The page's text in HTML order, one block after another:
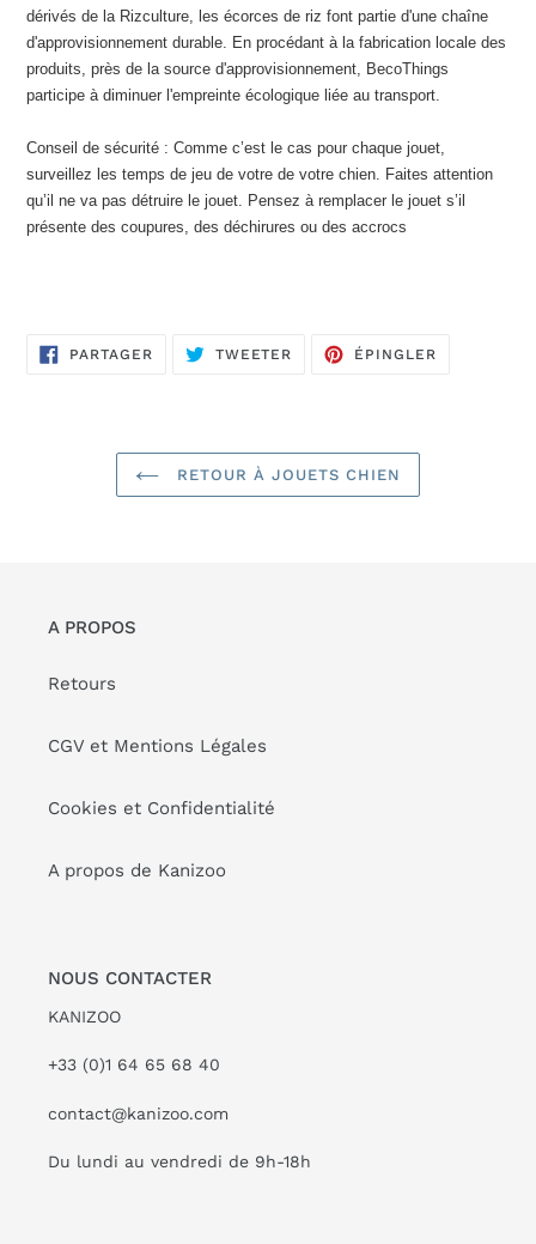
dérivés de la Rizculture, les écorces de riz font partie d'une chaîne
d'approvisionnement durable. En procédant à la fabrication locale des
produits, près de la source d'approvisionnement, BecoThings
participe à diminuer l'empreinte écologique liée au transport.
Conseil de sécurité : Comme c’est le cas pour chaque jouet,
surveillez les temps de jeu de votre de votre chien. Faites attention
qu’il ne va pas détruire le jouet. Pensez à remplacer le jouet s’il
présente des coupures, des déchirures ou des accrocs
PARTAGERPARTAGER
SUR
TWEETER TWEETERÉPINGLER
RETOUR À JOUETS CHIEN
A PROPOS
Retours
CGV et Mentions Légales
Cookies et Confidentialité
A propos de Kanizoo
NOUS CONTACTER
KANIZOO
+33 (0)1 64 65 68 40
contact@kanizoo.com
Du lundi au vendredi de 9h-18h